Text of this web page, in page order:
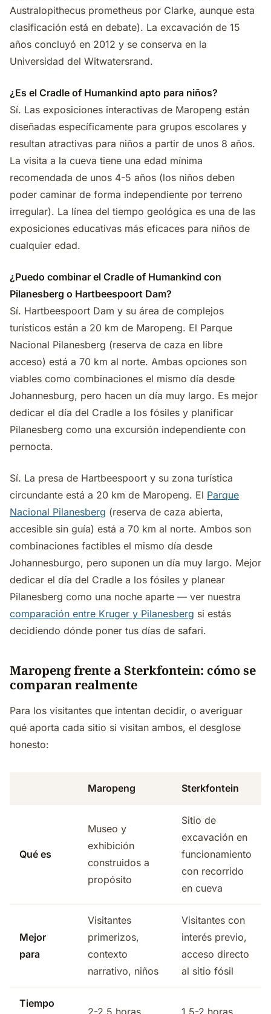
Australopithecus prometheus por Clarke, aunque esta
clasificación está en debate). La excavación de 15
años concluyó en 2012 y se conserva en la
Universidad del Witwatersrand.
¿Es el Cradle of Humankind apto para niños?
Sí. Las exposiciones interactivas de Maropeng están
diseñadas específicamente para grupos escolares y
resultan atractivas para niños a partir de unos 8 años.
La visita a la cueva tiene una edad mínima
recomendada de unos 4-5 años (los niños deben
poder caminar de forma independiente por terreno
irregular). La línea del tiempo geológica es una de las
exposiciones educativas más eficaces para niños de
cualquier edad.
¿Puedo combinar el Cradle of Humankind con
Pilanesberg o Hartbeespoort Dam?
Sí. Hartbeespoort Dam y su área de complejos
turísticos están a 20 km de Maropeng. El Parque
Nacional Pilanesberg (reserva de caza en libre
acceso) está a 70 km al norte. Ambas opciones son
viables como combinaciones el mismo día desde
Johannesburg, pero hacen un día muy largo. Es mejor
dedicar el día del Cradle a los fósiles y planificar
Pilanesberg como una excursión independiente con
pernocta.
Sí. La presa de Hartbeespoort y su zona turística
circundante está a 20 km de Maropeng. El Parque
Nacional Pilanesberg (reserva de caza abierta,
accesible sin guía) está a 70 km al norte. Ambos son
combinaciones factibles el mismo día desde
Johannesburgo, pero suponen un día muy largo. Mejor
dedicar el día del Cradle a los fósiles y planear
Pilanesberg como una noche aparte — ver nuestra
comparación entre Kruger y Pilanesberg si estás
decidiendo dónde poner tus días de safari.
Maropeng frente a Sterkfontein: cómo se
comparan realmente
Para los visitantes que intentan decidir, o averiguar
qué aporta cada sitio si visitan ambos, el desglose
honesto:
Maropeng Sterkfontein
Qué es
Museo y
exhibición
construidos a
propósito
Sitio de
excavación en
funcionamiento
con recorrido
en cueva
Mejor
para
Visitantes
primerizos,
contexto
narrativo, niños
Visitantes con
interés previo,
acceso directo
al sitio fósil
Tiempo
2-2,5 horas 1,5-2 horas